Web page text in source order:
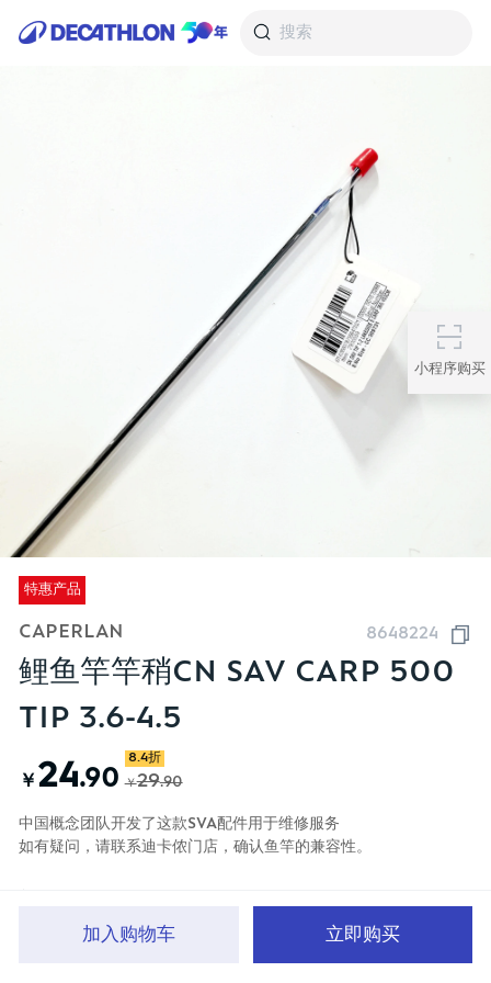
搜索
小程序购买
特惠产品
CAPERLAN 8648224
鲤鱼竿竿稍CN SAV CARP 500
TIP 3.6-4.5
￥ 24.90
8.4折
￥29.90
中国概念团队开发了这款SVA配件用于维修服务
如有疑问，请联系迪卡侬门店，确认鱼竿的兼容性。
加入购物车 立即购买